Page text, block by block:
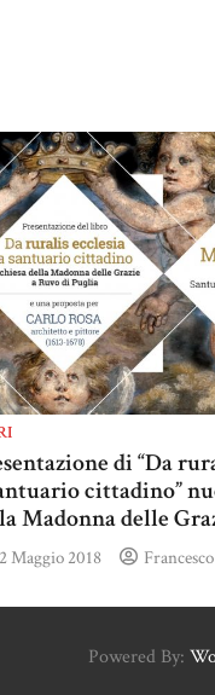
di “Da
cittadino”
Madonna delle
Maggio 2018
Powered By: